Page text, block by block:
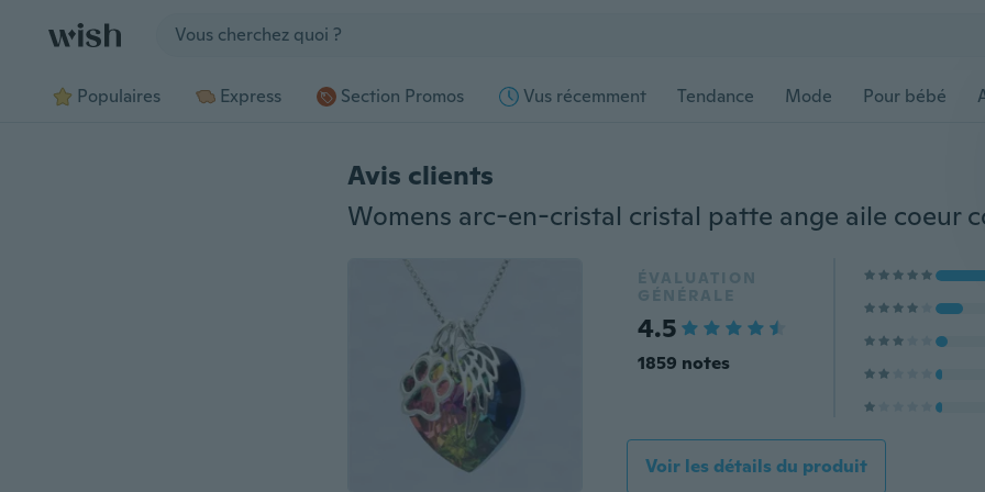
Populaires Express Section Promos Vus récemment Tendance Mode Pour bébé
Avis clients
ÉVALUATION
GÉNÉRALE
4.5
1859 notes
Voir les détails du produit